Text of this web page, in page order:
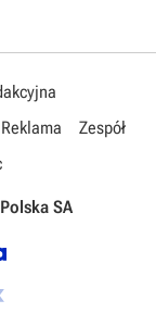
Reklama
Zespół
SA